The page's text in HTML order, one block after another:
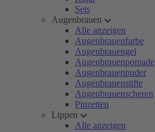
Sets
Augenbrauen
Alle anzeigen
Augenbrauenfarbe
Augenbrauengel
Augenbrauenpomade
Augenbrauenpuder
Augenbrauenstifte
Augenbrauenscheren
Pinzetten
Lippen
Alle anzeigen